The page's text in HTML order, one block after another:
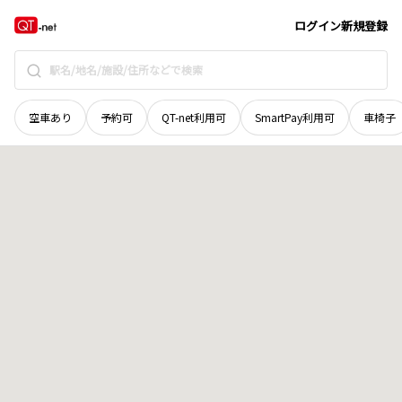
ログイン新規登録
空車あり 予約可 QT-net利用可 SmartPay利用可 車椅子
愛媛県